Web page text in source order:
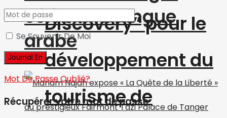
célèbre la langue
arabe
Discovery” pour le
développement du
tourisme de
Se Souvenir De Moi
Mot De Passe Oublié?
Récupérer votre mot de passe